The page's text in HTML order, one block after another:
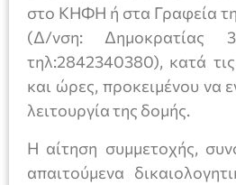
στο ΚΗΦΗ ή στα Γραφεία
(Δ/νση: Δημοκρατίας
τηλ:2842340380), κατά
και ώρες, προκειμένου να
λειτουργία της δομής.
Η αίτηση συμμετοχής,
απαιτούμενα